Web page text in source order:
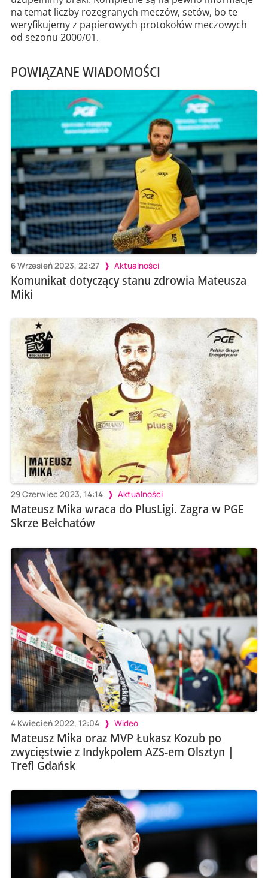
na temat liczby rozegranych meczów, setów, bo te
weryfikujemy z papierowych protokołów meczowych
od sezonu 2000/01.
POWIĄZANE WIADOMOŚCI
6 Wrzesień 2023, 22:27 Aktualności
Komunikat dotyczący stanu zdrowia Mateusza
Miki
29 Czerwiec 2023, 14:14 Aktualności
Mateusz Mika wraca do PlusLigi. Zagra w PGE
Skrze Bełchatów
4 Kwiecień 2022, 12:04 Wideo
Mateusz Mika oraz MVP Łukasz Kozub po
zwycięstwie z Indykpolem AZS-em Olsztyn |
Trefl Gdańsk